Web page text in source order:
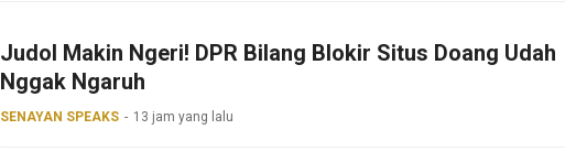
Judol Makin Ngeri! DPR Bilang Blokir Situs Doang Udah
Nggak Ngaruh
SENAYAN SPEAKS 13 jam yang lalu